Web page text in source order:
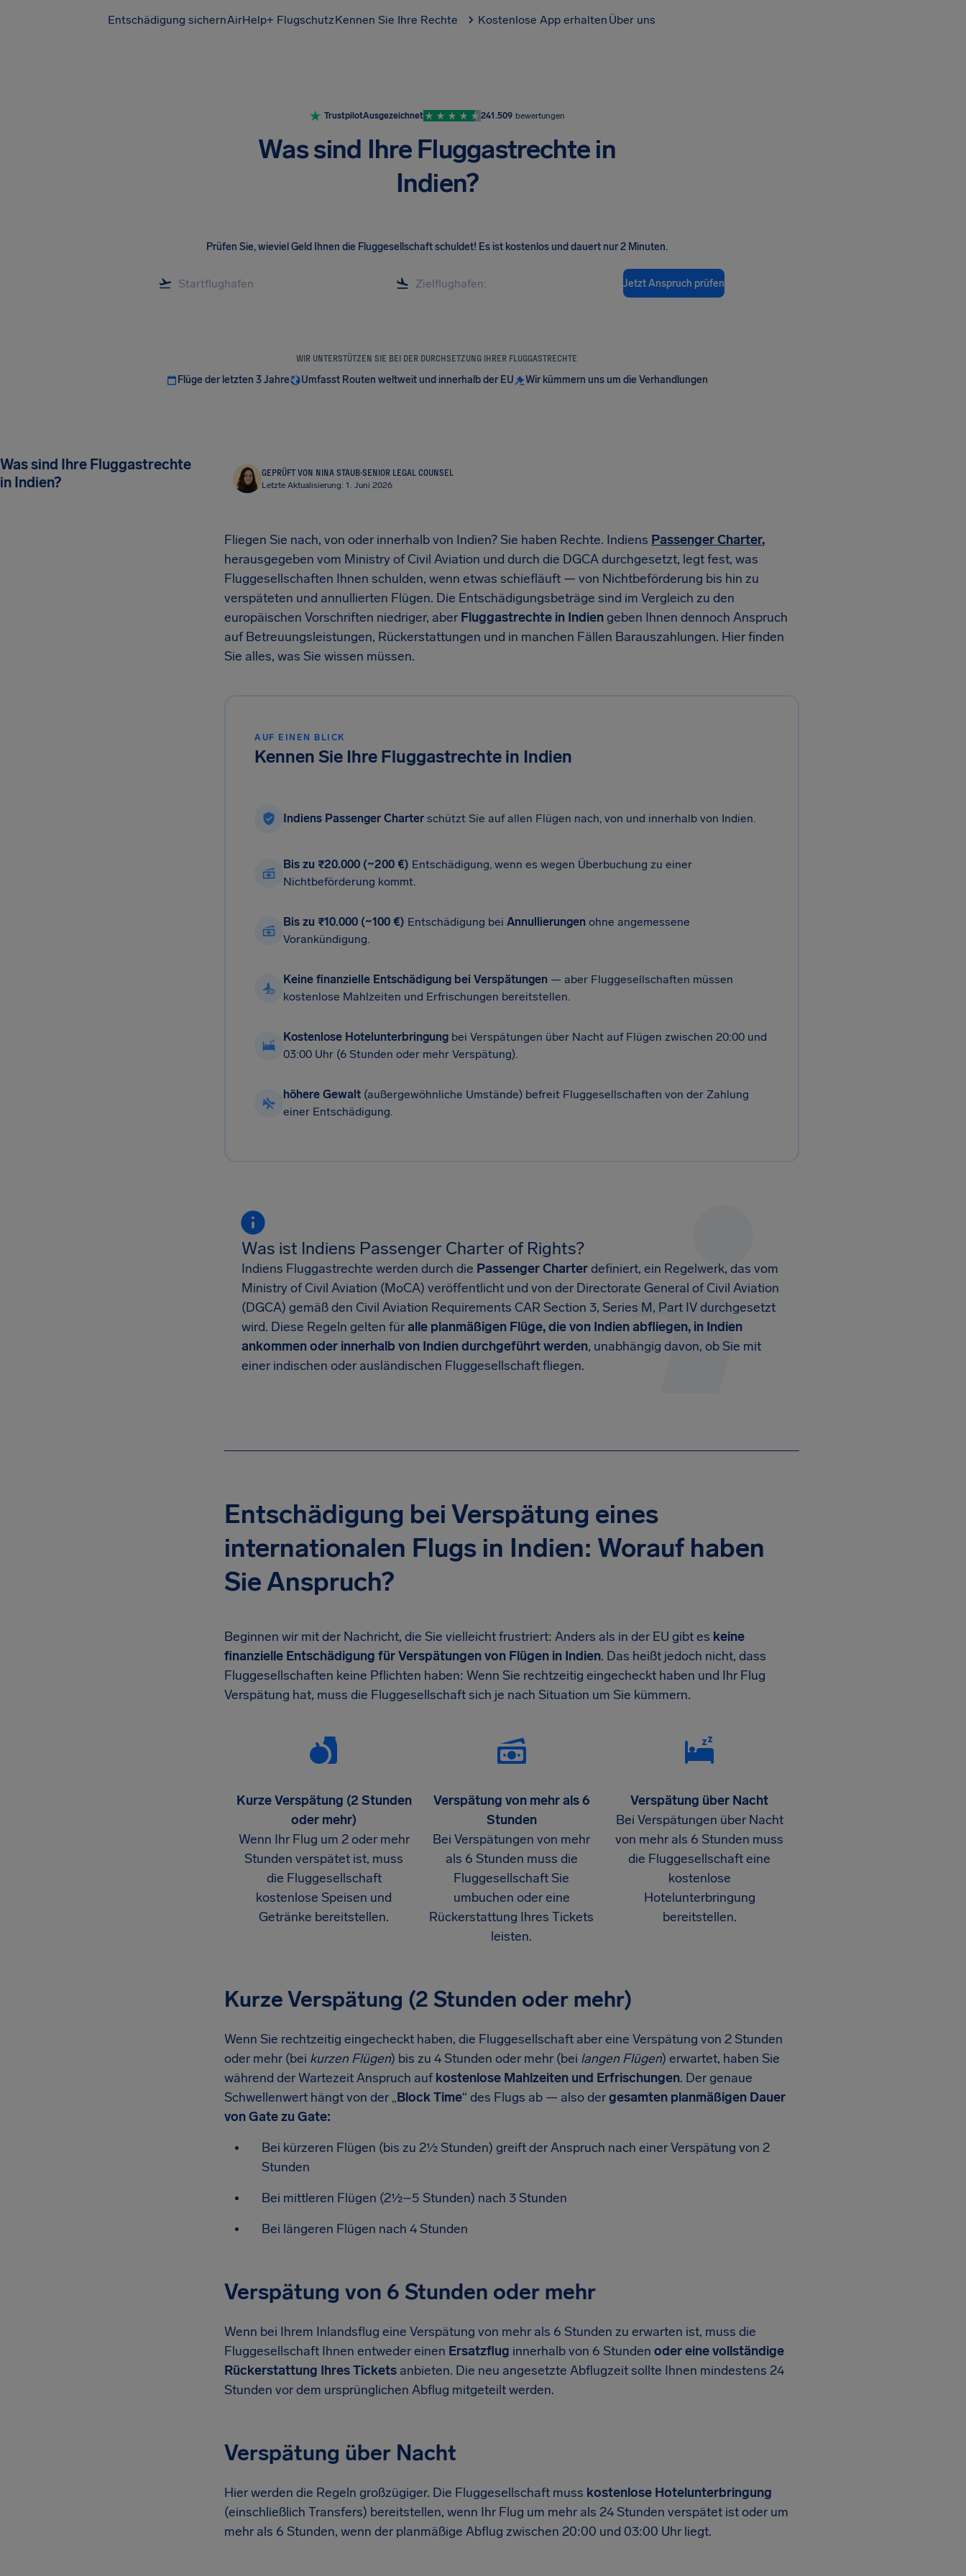
Entschädigung sichernAirHelp+ FlugschutzKennen Sie Ihre Rechte Kostenlose App erhalten Über uns
TrustpilotAusgezeichnet 241.509 bewertungen
Was sind Ihre Fluggastrechte in
Indien?
Prüfen Sie, wieviel Geld Ihnen die Fluggesellschaft schuldet! Es ist kostenlos und dauert nur 2 Minuten.
Jetzt Anspruch prüfen
WIR UNTERSTÜTZEN SIE BEI DER DURCHSETZUNG IHRER FLUGGASTRECHTE
Flüge der letzten 3 Jahre Umfasst Routen weltweit und innerhalb der EU Wir kümmern uns um die Verhandlungen
Was sind Ihre Fluggastrechte
in Indien?
GEPRÜFT VON NINA STAUB·SENIOR LEGAL COUNSEL
Letzte Aktualisierung: 1. Juni 2026
Fliegen Sie nach, von oder innerhalb von Indien? Sie haben Rechte. Indiens Passenger Charter,
herausgegeben vom Ministry of Civil Aviation und durch die DGCA durchgesetzt, legt fest, was
Fluggesellschaften Ihnen schulden, wenn etwas schiefläuft — von Nichtbeförderung bis hin zu
verspäteten und annullierten Flügen. Die Entschädigungsbeträge sind im Vergleich zu den
europäischen Vorschriften niedriger, aber Fluggastrechte in Indiengeben Ihnen dennoch Anspruch
auf Betreuungsleistungen, Rückerstattungen und in manchen Fällen Barauszahlungen. Hier finden
Sie alles, was Sie wissen müssen.
AUF EINEN BLICK
Kennen Sie Ihre Fluggastrechte in Indien
Indiens Passenger Charter schützt Sie auf allen Flügen nach, von und innerhalb von Indien.
Bis zu ₹20.000 (~200 €) Entschädigung, wenn es wegen Überbuchung zu einer
Nichtbeförderung kommt.
Bis zu ₹10.000 (~100 €) Entschädigung bei Annullierungen ohne angemessene
Vorankündigung.
Keine finanzielle Entschädigung bei Verspätungen — aber Fluggesellschaften müssen
kostenlose Mahlzeiten und Erfrischungen bereitstellen.
Kostenlose Hotelunterbringung bei Verspätungen über Nacht auf Flügen zwischen 20:00 und
03:00 Uhr (6 Stunden oder mehr Verspätung).
höhere Gewalt (außergewöhnliche Umstände) befreit Fluggesellschaften von der Zahlung
einer Entschädigung.
Was ist Indiens Passenger Charter of Rights?
Indiens Fluggastrechte werden durch die Passenger Charterdefiniert, ein Regelwerk, das vom
Ministry of Civil Aviation (MoCA) veröffentlicht und von der Directorate General of Civil Aviation
(DGCA) gemäß den Civil Aviation Requirements CAR Section 3, Series M, Part IV durchgesetzt
wird. Diese Regeln gelten füralle planmäßigen Flüge, die von Indien abfliegen, in Indien
ankommen oder innerhalb von Indien durchgeführt werden, unabhängig davon, ob Sie mit
einer indischen oder ausländischen Fluggesellschaft fliegen.
Entschädigung bei Verspätung eines
internationalen Flugs in Indien: Worauf haben
Sie Anspruch?
Beginnen wir mit der Nachricht, die Sie vielleicht frustriert: Anders als in der EU gibt es keine
finanzielle Entschädigung für Verspätungen von Flügen in Indien. Das heißt jedoch nicht, dass
Fluggesellschaften keine Pflichten haben: Wenn Sie rechtzeitig eingecheckt haben und Ihr Flug
Verspätung hat, muss die Fluggesellschaft sich je nach Situation um Sie kümmern.
Kurze Verspätung (2 Stunden
oder mehr)
Wenn Ihr Flug um 2 oder mehr
Stunden verspätet ist, muss
die Fluggesellschaft
kostenlose Speisen und
Getränke bereitstellen.
Verspätung von mehr als 6
Stunden
Bei Verspätungen von mehr
als 6 Stunden muss die
Fluggesellschaft Sie
umbuchen oder eine
Rückerstattung Ihres Tickets
leisten.
Verspätung über Nacht
Bei Verspätungen über Nacht
von mehr als 6 Stunden muss
die Fluggesellschaft eine
kostenlose
Hotelunterbringung
bereitstellen.
Kurze Verspätung (2 Stunden oder mehr)
Wenn Sie rechtzeitig eingecheckt haben, die Fluggesellschaft aber eine Verspätung von 2 Stunden
oder mehr (bei kurzen Flügen) bis zu 4 Stunden oder mehr (bei langen Flügen) erwartet, haben Sie
während der Wartezeit Anspruch aufkostenlose Mahlzeiten und Erfrischungen. Der genaue
Schwellenwert hängt von der „Block Time“ des Flugs ab — also dergesamten planmäßigen Dauer
von Gate zu Gate:
Bei kürzeren Flügen (bis zu 2½ Stunden) greift der Anspruch nach einer Verspätung von 2
Stunden
Bei mittleren Flügen (2½–5 Stunden) nach 3 Stunden
Bei längeren Flügen nach 4 Stunden
Verspätung von 6 Stunden oder mehr
Wenn bei Ihrem Inlandsflug eine Verspätung von mehr als 6 Stunden zu erwarten ist, muss die
Fluggesellschaft Ihnen entweder einen Ersatzflug innerhalb von 6 Stunden oder eine vollständige
Rückerstattung Ihres Tickets anbieten. Die neu angesetzte Abflugzeit sollte Ihnen mindestens 24
Stunden vor dem ursprünglichen Abflug mitgeteilt werden.
Verspätung über Nacht
Hier werden die Regeln großzügiger. Die Fluggesellschaft muss kostenlose Hotelunterbringung
(einschließlich Transfers) bereitstellen, wenn Ihr Flug um mehr als 24 Stunden verspätet ist oder um
mehr als 6 Stunden, wenn der planmäßige Abflug zwischen 20:00 und 03:00 Uhr liegt.